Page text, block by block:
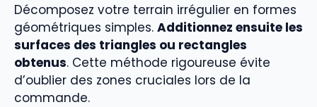
Décomposez votre terrain irrégulier en formes
géométriques simples. Additionnez ensuite les
surfaces des triangles ou rectangles
obtenus. Cette méthode rigoureuse évite
d’oublier des zones cruciales lors de la
commande.